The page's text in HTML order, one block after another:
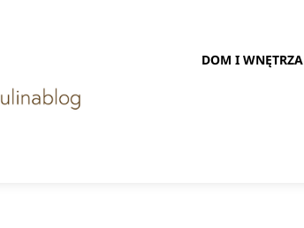
DOM I WNĘTRZA